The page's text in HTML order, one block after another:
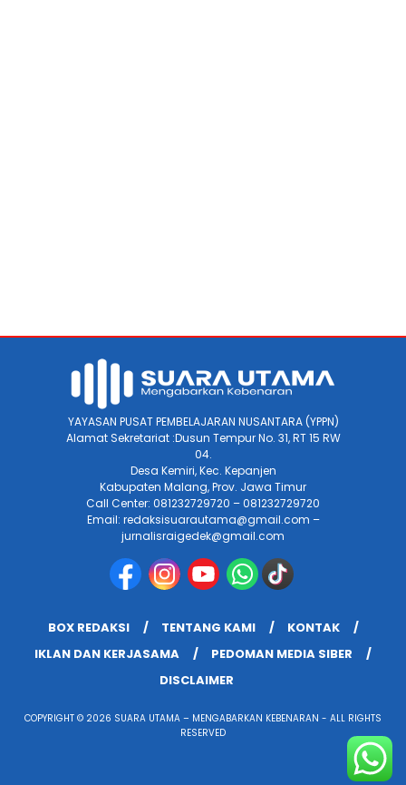
YAYASAN PUSAT PEMBELAJARAN NUSANTARA (YPPN)
Alamat Sekretariat :Dusun Tempur No. 31, RT 15 RW
04.
Desa Kemiri, Kec. Kepanjen
Kabupaten Malang, Prov. Jawa Timur
Call Center: 081232729720 – 081232729720
Email: redaksisuarautama@gmail.com –
jurnalisraigedek@gmail.com
BOX REDAKSI TENTANG KAMI
KONTAK
IKLAN DAN KERJASAMA
PEDOMAN MEDIA SIBER
DISCLAIMER
COPYRIGHT © 2026 SUARA UTAMA – MENGABARKAN KEBENARAN - ALL RIGHTS
RESERVED